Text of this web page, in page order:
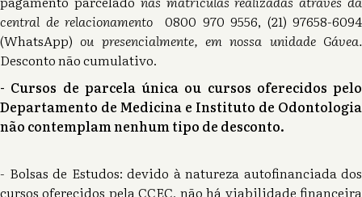
central de relacionamento 0800 970 9556, (21) 97658-6094
(WhatsApp)ou presencialmente, em nossa unidade Gávea.
Desconto não cumulativo.
- Cursos de parcela única ou cursos oferecidos pelo
Departamento de Medicina e Instituto de Odontologia
não contemplam nenhum tipo de desconto.
- Bolsas de Estudos: devido à natureza autofinanciada dos
cursos oferecidos pela CCEC, não há viabilidade financeira